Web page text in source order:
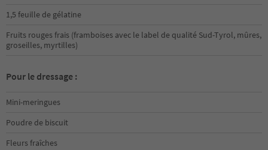
1,5 feuille de gélatine
Fruits rouges frais (framboises avec le label de qualité Sud-Tyrol, mûres,
groseilles, myrtilles)
Pour le dressage :
Mini-meringues
Poudre de biscuit
Fleurs fraîches